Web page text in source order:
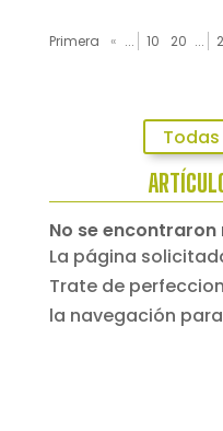
Primera
« ... 10 20 ...
No se
La página
Trate de
la navegación